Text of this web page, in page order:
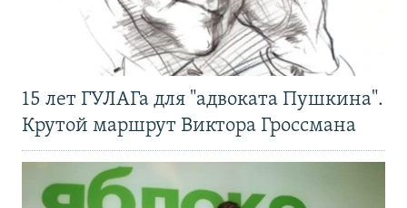
15 лет ГУЛАГа для "адвоката Пушкина".
Крутой маршрут Виктора Гроссмана